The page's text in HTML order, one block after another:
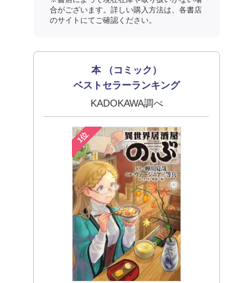
合がございます。詳しい購入方法は、各書店
のサイトにてご確認ください。
本 （コミック）
ベストセラーランキング
KADOKAWA調べ
1位